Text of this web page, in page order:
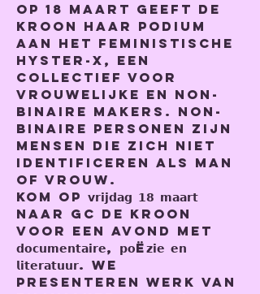
Op 18 maart geeft De
kroon haar podium
aan het feministische
Hyster-x, een
collectief voor
vrouwelijke en non-
binaire makers. Non-
binaire personen zijn
mensen die zich niet
identificeren als man
of vrouw.
Kom op 𝘃𝗿𝗶𝗷𝗱𝗮𝗴 𝟭𝟴 𝗺𝗮𝗮𝗿𝘁
naar GC De kroon
voor een avond met
𝗱𝗼𝗰𝘂𝗺𝗲𝗻𝘁𝗮𝗶𝗿𝗲, 𝗽𝗼ë𝘇𝗶𝗲 𝗲𝗻
𝗹𝗶𝘁𝗲𝗿𝗮𝘁𝘂𝘂𝗿. We
presenteren werk van